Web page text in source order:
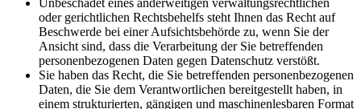
oder gerichtlichen Rechtsbehelfs steht Ihnen das Recht auf
Beschwerde bei einer Aufsichtsbehörde zu, wenn Sie der
Ansicht sind, dass die Verarbeitung der Sie betreffenden
personenbezogenen Daten gegen Datenschutz verstößt.
Sie haben das Recht, die Sie betreffenden personenbezogenen
Daten, die Sie dem Verantwortlichen bereitgestellt haben, in
einem strukturierten, gängigen und maschinenlesbaren Format